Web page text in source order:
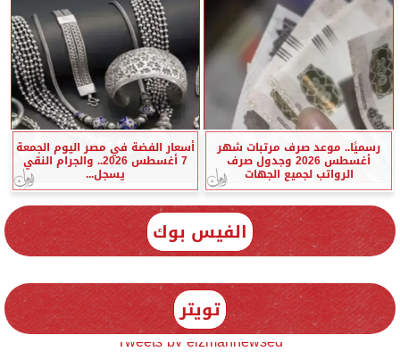
رسميًا.. موعد صرف مرتبات شهر
أغسطس 2026 وجدول صرف
الرواتب لجميع الجهات
أسعار الفضة في مصر اليوم الجمعة
7 أغسطس 2026.. والجرام النقي
يسجل...
الفيس بوك
تويتر
Tweets by elzmannewseg